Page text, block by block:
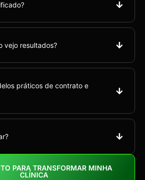
vejo resultados?
práticos de contrato e
PARA TRANSFORMAR MINHA
CLÍNICA